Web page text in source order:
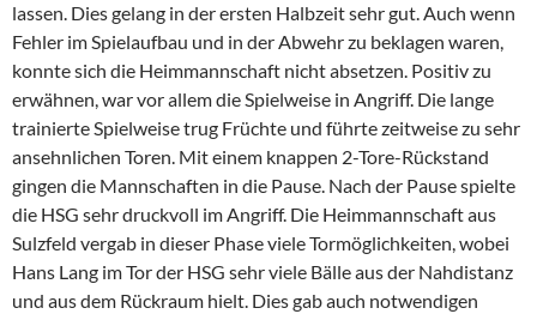
lassen. Dies gelang in der ersten Halbzeit sehr gut. Auch wenn
Fehler im Spielaufbau und in der Abwehr zu beklagen waren,
konnte sich die Heimmannschaft nicht absetzen. Positiv zu
erwähnen, war vor allem die Spielweise in Angriff. Die lange
trainierte Spielweise trug Früchte und führte zeitweise zu sehr
ansehnlichen Toren. Mit einem knappen 2-Tore-Rückstand
gingen die Mannschaften in die Pause. Nach der Pause spielte
die HSG sehr druckvoll im Angriff. Die Heimmannschaft aus
Sulzfeld vergab in dieser Phase viele Tormöglichkeiten, wobei
Hans Lang im Tor der HSG sehr viele Bälle aus der Nahdistanz
und aus dem Rückraum hielt. Dies gab auch notwendigen